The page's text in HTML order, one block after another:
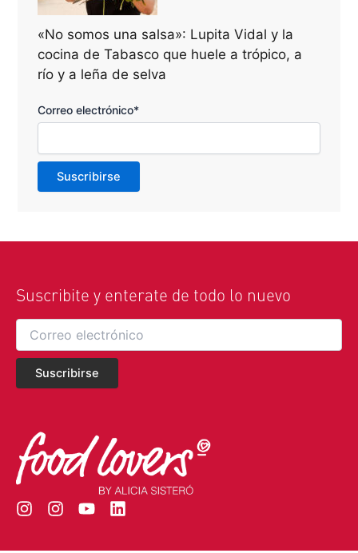
«No somos una salsa»: Lupita Vidal y la
cocina de Tabasco que huele a trópico, a
río y a leña de selva
Correo electrónico*
I
I
Y
L
Suscribite y enterate de todo lo nuevo